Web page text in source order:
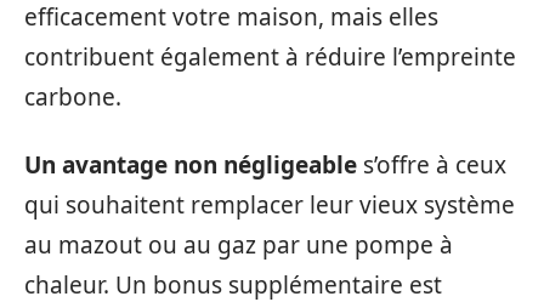
efficacement votre maison, mais elles
contribuent également à réduire l’empreinte
carbone.
Un avantage non négligeable s’offre à ceux
qui souhaitent remplacer leur vieux système
au mazout ou au gaz par une pompe à
chaleur. Un bonus supplémentaire est